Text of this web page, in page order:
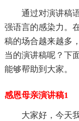
通过对演讲稿
强语言的感染力。
稿的场合越来越多
当的演讲稿呢？下
能够帮助到大家。
感恩母亲演讲稿1
大家好，今天